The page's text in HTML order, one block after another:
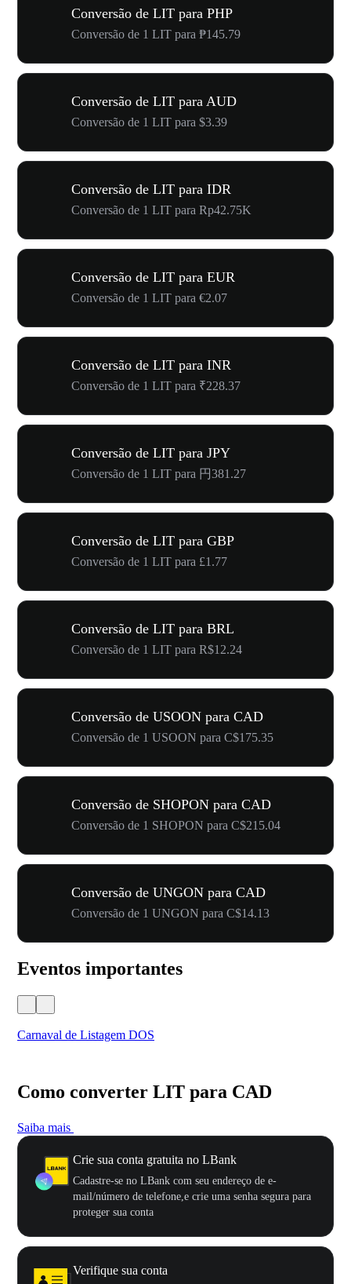
Conversão de LIT para PHP
Conversão de 1 LIT para ₱145.79
Conversão de LIT para AUD
Conversão de 1 LIT para $3.39
Conversão de LIT para IDR
Conversão de 1 LIT para Rp42.75K
Conversão de LIT para EUR
Conversão de 1 LIT para €2.07
Conversão de LIT para INR
Conversão de 1 LIT para ₹228.37
Conversão de LIT para JPY
Conversão de 1 LIT para 円381.27
Conversão de LIT para GBP
Conversão de 1 LIT para £1.77
Conversão de LIT para BRL
Conversão de 1 LIT para R$12.24
Conversão de USOON para CAD
Conversão de 1 USOON para C$175.35
Conversão de SHOPON para CAD
Conversão de 1 SHOPON para C$215.04
Conversão de UNGON para CAD
Conversão de 1 UNGON para C$14.13
Eventos importantes
Carnaval de Listagem DOS
Como converter LIT para CAD
Saiba mais
Crie sua conta gratuita no LBank
Cadastre-se no LBank com seu endereço de e-
mail/número de telefone,e crie uma senha segura para
proteger sua conta
Verifique sua conta